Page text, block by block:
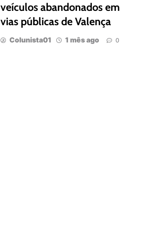
veículos abandonados em
vias públicas de Valença
Colunista01 1 mês ago 0